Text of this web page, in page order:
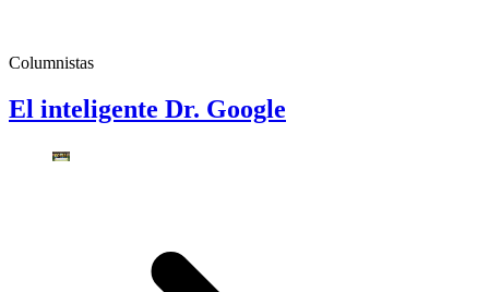
Columnistas
El inteligente Dr. Google